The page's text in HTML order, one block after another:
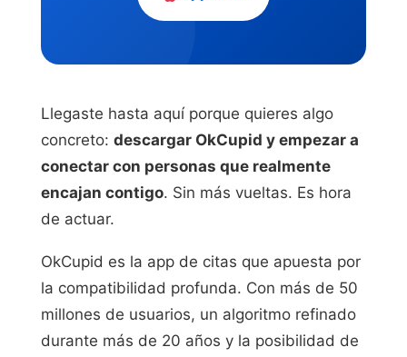
Llegaste hasta aquí porque quieres algo
concreto: descargar OkCupid y empezar a
conectar con personas que realmente
encajan contigo. Sin más vueltas. Es hora
de actuar.
OkCupid es la app de citas que apuesta por
la compatibilidad profunda. Con más de 50
millones de usuarios, un algoritmo refinado
durante más de 20 años y la posibilidad de